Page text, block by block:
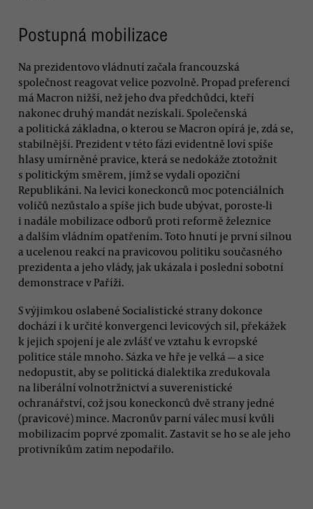
Postupná mobilizace
Na prezidentovo vládnutí začala francouzská
společnost reagovat velice pozvolně. Propad preferencí
má Macron nižší, než jeho dva předchůdci, kteří
nakonec druhý mandát nezískali. Společenská
a politická základna, o kterou se Macron opírá je, zdá se,
stabilnější. Prezident v této fázi evidentně loví spíše
hlasy umírněné pravice, která se nedokáže ztotožnit
s politickým směrem, jímž se vydali opoziční
Republikáni. Na levici koneckonců moc potenciálních
voličů nezůstalo a spíše jich bude ubývat, poroste-li
i nadále mobilizace odborů proti reformě železnice
a dalším vládním opatřením. Toto hnutí je první silnou
a ucelenou reakcí na pravicovou politiku současného
prezidenta a jeho vlády, jak ukázala i poslední sobotní
demonstrace v Paříži.
S výjimkou oslabené Socialistické strany dokonce
dochází i k určité konvergenci levicových sil, překážek
k jejich spojení je ale zvlášť ve vztahu k evropské
politice stále mnoho. Sázka ve hře je velká — a sice
nedopustit, aby se politická dialektika zredukovala
na liberální volnotržnictví a suverenistické
ochranářství, což jsou koneckonců dvě strany jedné
(pravicové) mince. Macronův parní válec musí kvůli
mobilizacím poprvé zpomalit. Zastavit se ho se ale jeho
protivníkům zatím nepodařilo.